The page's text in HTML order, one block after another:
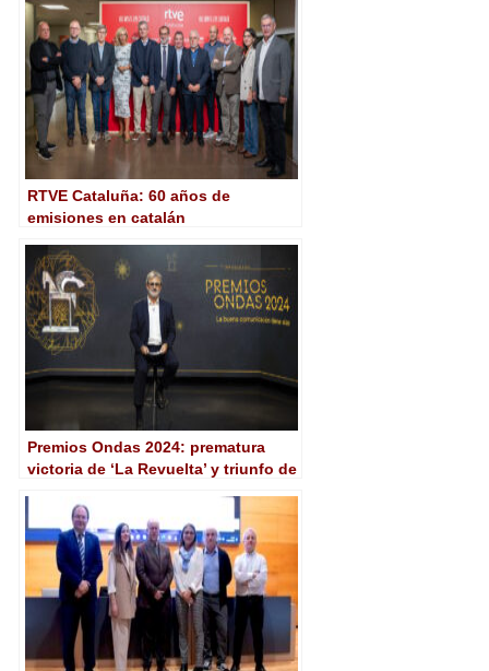
éducatifs en catalan
RTVE Cataluña: 60 años de
emisiones en catalán
Premios Ondas 2024: prematura
victoria de ‘La Revuelta’ y triunfo de